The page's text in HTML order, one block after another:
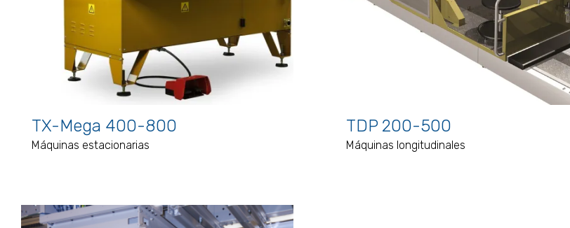
TX-Mega 400-800
Máquinas estacionarias
TDP 200-500
Máquinas longitudinales